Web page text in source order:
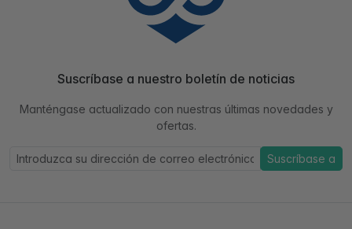
Suscríbase a nuestro boletín de noticias
Manténgase actualizado con nuestras últimas novedades y
ofertas.
Suscríbase a